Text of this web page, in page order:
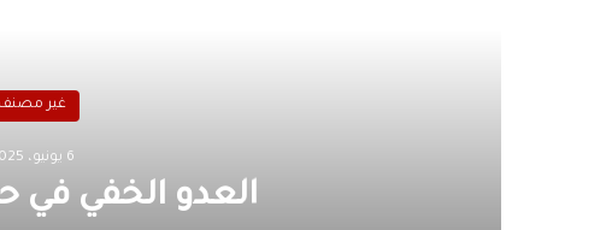
غير مصنف
6 يونيو، 2025
العدو الخفي في